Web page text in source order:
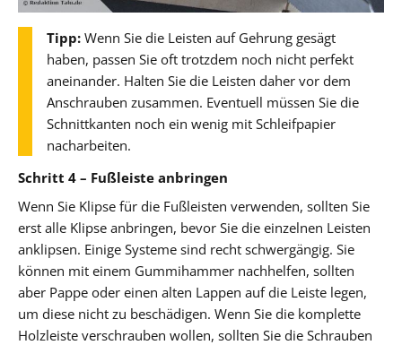
Tipp: Wenn Sie die Leisten auf Gehrung gesägt
haben, passen Sie oft trotzdem noch nicht perfekt
aneinander. Halten Sie die Leisten daher vor dem
Anschrauben zusammen. Eventuell müssen Sie die
Schnittkanten noch ein wenig mit Schleifpapier
nacharbeiten.
Schritt 4 – Fußleiste anbringen
Wenn Sie Klipse für die Fußleisten verwenden, sollten Sie
erst alle Klipse anbringen, bevor Sie die einzelnen Leisten
anklipsen. Einige Systeme sind recht schwergängig. Sie
können mit einem Gummihammer nachhelfen, sollten
aber Pappe oder einen alten Lappen auf die Leiste legen,
um diese nicht zu beschädigen. Wenn Sie die komplette
Holzleiste verschrauben wollen, sollten Sie die Schrauben